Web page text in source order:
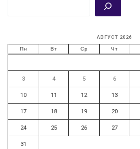
АВГУСТ 2026
Пн Вт Ср Чт
3 4 5 6
10 11 12 13
17 18 19 20
24 25 26 27
31